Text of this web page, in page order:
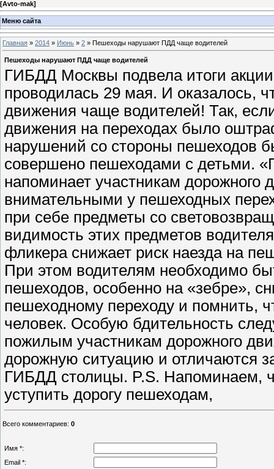
[Avto-mak]
Меню сайта
Главная » 2014 » Июнь » 2 » Пешеходы нарушают ПДД чаще водителей
Пешеходы нарушают ПДД чаще водителей
ГИБДД Москвы подвела итоги
проводилась 29 мая. И оказалось,
движения чаще водителей! Так,
движения на переходах было
нарушений со стороны пешеходов
совершено пешеходами с детьми.
напоминает участникам дорожного
внимательными у пешеходных
при себе предметы со
видимость этих предметов
фликера снижает риск наезда на
При этом водителям необходимо
пешеходов, особенно на «зебре»,
пешеходному переходу и помнить,
человек. Особую бдительность
пожилым участникам дорожного
дорожную ситуацию и отличаются
ГИБДД столицы. P.S. Напоминаем,
уступить дорогу пешеходам,
Всего комментариев: 0
Имя *:
Email *: